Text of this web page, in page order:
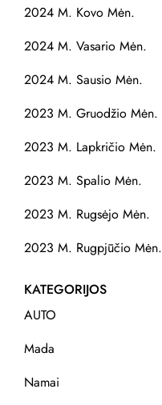
2024 M. Kovo Mėn.
2024 M. Vasario Mėn.
2024 M. Sausio Mėn.
2023 M. Gruodžio Mėn.
2023 M. Lapkričio Mėn.
2023 M. Spalio Mėn.
2023 M. Rugsėjo Mėn.
2023 M. Rugpjūčio Mėn.
KATEGORIJOS
AUTO
Mada
Namai